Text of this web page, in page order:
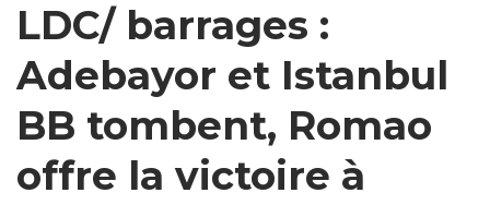
LDC/ barrages :
Adebayor et Istanbul
BB tombent, Romao
offre la victoire à